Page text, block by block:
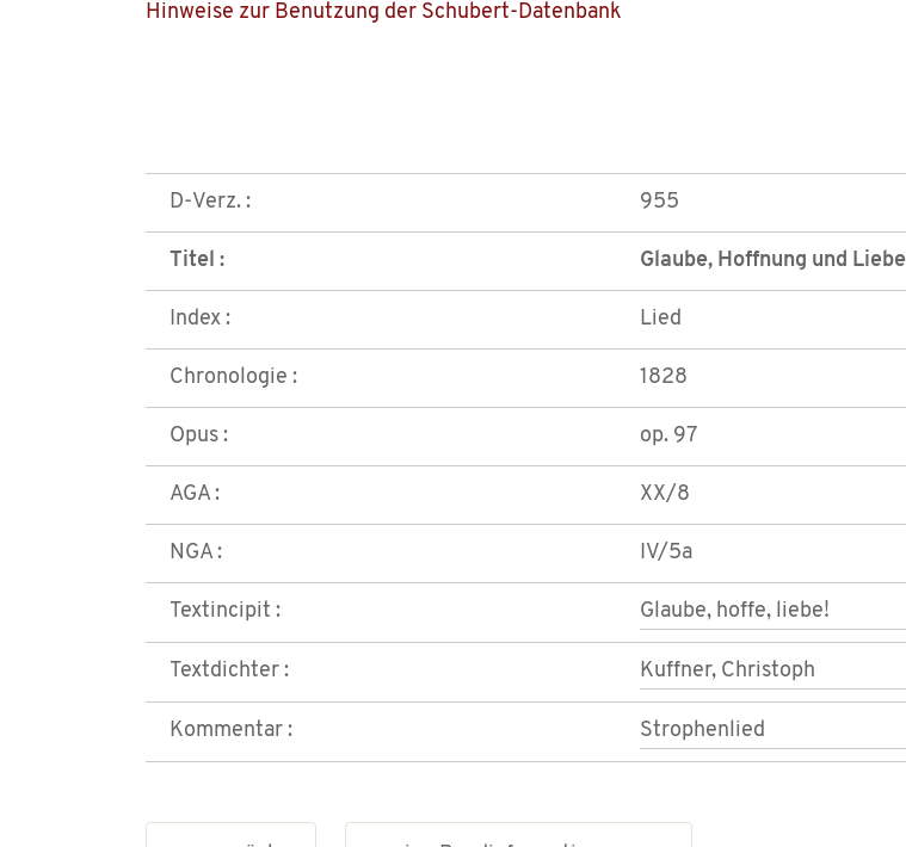
Hinweise zur Benutzung der Schubert-Datenbank
D-Verz. : 955
Titel : Glaube, Hoffnung und Liebe
Index : Lied
Chronologie : 1828
Opus : op. 97
AGA : XX/8
NGA : IV/5a
Textincipit : Glaube, hoffe, liebe!
Textdichter : Kuffner, Christoph
Kommentar : Strophenlied